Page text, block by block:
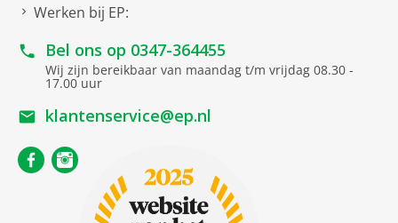
Werken bij EP:
Bel ons op 0347-364455
Wij zijn bereikbaar van maandag t/m vrijdag 08.30 -
17.00 uur
klantenservice@ep.nl